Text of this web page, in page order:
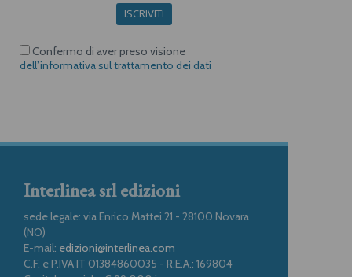
ISCRIVITI
Confermo di aver preso visione
dell’informativa sul trattamento dei dati
Interlinea srl edizioni
sede legale: via Enrico Mattei 21 - 28100 Novara
(NO)
E-mail: edizioni@interlinea.com
C.F. e P.IVA IT 01384860035 - R.E.A.: 169804